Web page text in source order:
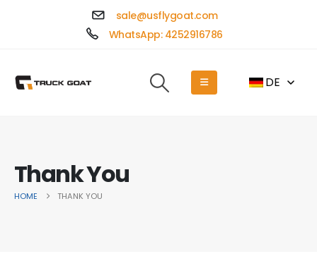
sale@usflygoat.com
WhatsApp: 4252916786
DE
Thank You
HOME THANK YOU